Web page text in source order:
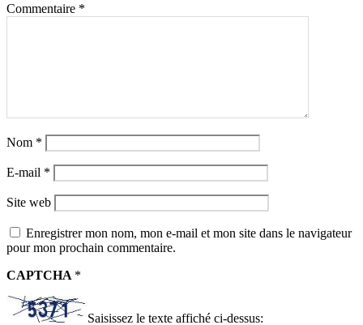
Commentaire *
Nom *
E-mail *
Site web
Enregistrer mon nom, mon e-mail et mon site dans le navigateur
pour mon prochain commentaire.
CAPTCHA *
Saisissez le texte affiché ci-dessus: